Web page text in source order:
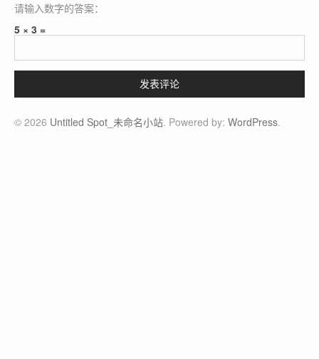
请输入数字的答案：
5 × 3 =
发表评论
© 2026 Untitled Spot_未命名小站. Powered by: WordPress.